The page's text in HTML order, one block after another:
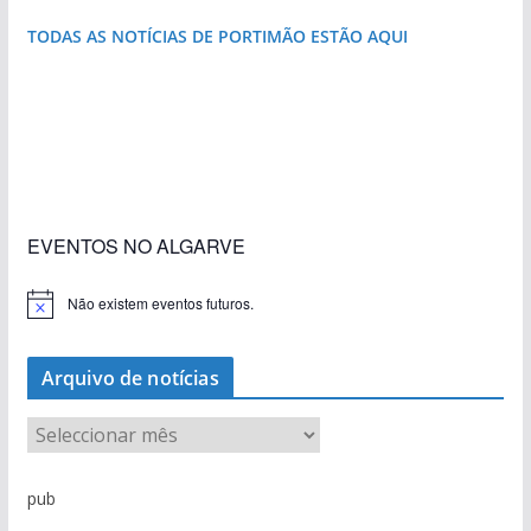
TODAS AS NOTÍCIAS DE PORTIMÃO ESTÃO AQUI
EVENTOS NO ALGARVE
Não existem eventos futuros.
Arquivo de notícias
r
pub